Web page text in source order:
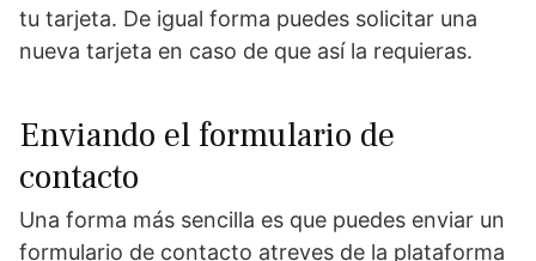
tu tarjeta. De igual forma puedes solicitar una
nueva tarjeta en caso de que así la requieras.
Enviando el formulario de
contacto
Una forma más sencilla es que puedes enviar un
formulario de contacto atreves de la plataforma